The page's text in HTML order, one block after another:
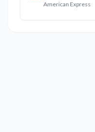
American Express